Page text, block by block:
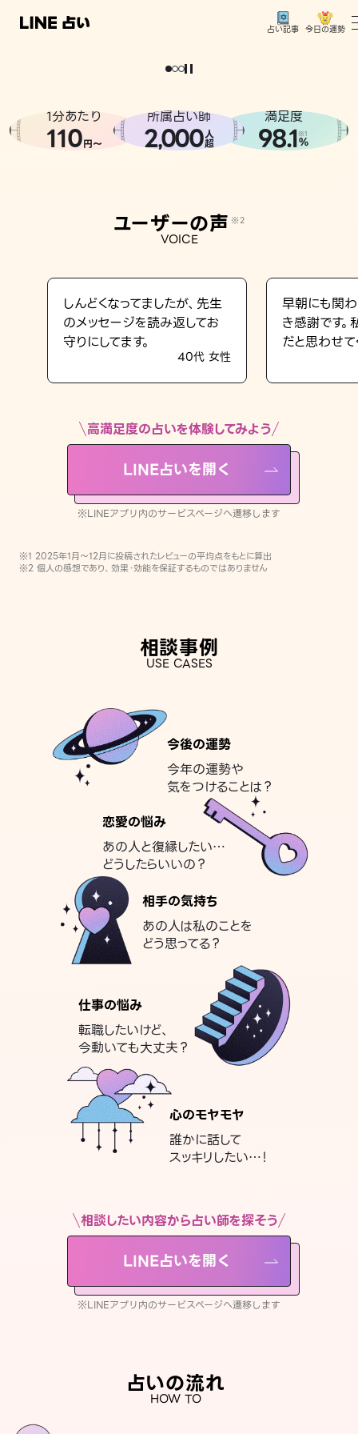
占い記事 今日の運勢
相談事例
LINE占いを開く
※LINEアプリ内のサービスページへ遷移します
どうせなら
。
1分あたり
110円〜
所属占い師
2,000人
超
満足度
98.1※1
%
ユーザーの声 ※2
VOICE
しんどくなってましたが、先生
のメッセージを読み返してお
守りにしてます。
40代 女性
早朝にも関
き感謝です
だと思わせて
高満足度の占いを体験してみよう
LINE占いを開く
※LINEアプリ内のサービスページへ遷移します
※1 2025年1月〜12月に投稿されたレビューの平均点をもとに算出
※2 個人の感想であり、効果・効能を保証するものではありません
相談事例
USE CASES
今後の運勢
今年の運勢や
気をつけることは？
恋愛の悩み
あの人と復縁したい…
どうしたらいいの？
相手の気持ち
あの人は私のことを
どう思ってる？
仕事の悩み
転職したいけど、
今動いても大丈夫？
心のモヤモヤ
誰かに話して
スッキリしたい…！
相談したい内容から占い師を探そう
LINE占いを開く
※LINEアプリ内のサービスページへ遷移します
占いの流れ
HOW TO